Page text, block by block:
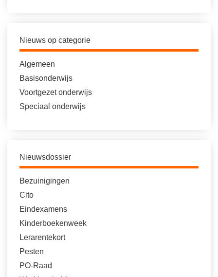
Nieuws op categorie
Algemeen
Basisonderwijs
Voortgezet onderwijs
Speciaal onderwijs
Nieuwsdossier
Bezuinigingen
Cito
Eindexamens
Kinderboekenweek
Lerarentekort
Pesten
PO-Raad